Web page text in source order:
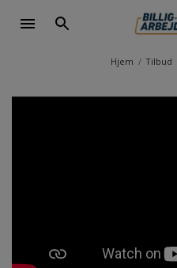
Hjem Tilbud